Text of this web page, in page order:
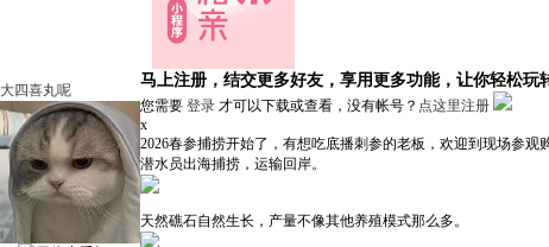
大四喜丸呢
马上注册，结交更多好友，享用更多功能，让你轻松玩
您需要 登录 才可以下载或查看，没有帐号？ 点这里注册
x
2026春参捕捞开始了，有想吃底播刺参的老板，欢迎到现场参观
潜水员出海捕捞，运输回岸。
天然礁石自然生长，产量不像其他养殖模式那么多。